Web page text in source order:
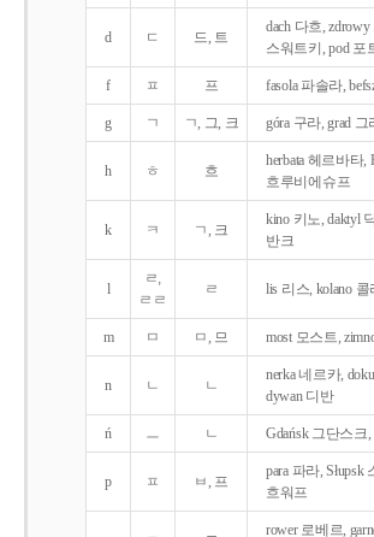
d ㄷ 드, 트
dach 다흐,
스워트키, pod 포
f ㅍ 프 fasola 파솔라,
g ㄱ ㄱ, 그, 크 góra 구라, grad
h ㅎ 흐
herbata 헤르바타,
흐루비에슈프
k ㅋ ㄱ, 크
kino 키노, daktyl
반크
l
ㄹ,
ㄹㄹ
ㄹ lis 리스, kolano
m ㅁ ㅁ, 므 most 모스트,
n ㄴ ㄴ
nerka 네르카,
dywan 디반
ń ㅡ ㄴ Gdańsk 그단스크,
p ㅍ ㅂ, 프
para 파라, Słupsk
흐워프
rower 로베르,